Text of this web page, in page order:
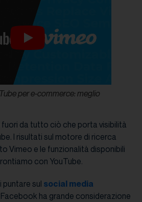
per e-commerce: meglio
da tutto ciò che porta visibilità
I risultati sul motore di ricerca
Vimeo e le funzionalità disponibili
con YouTube.
puntare sul social media
ha grande considerazione